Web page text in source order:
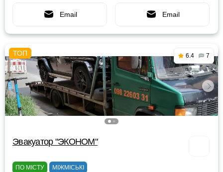
Email Email
6.4 7
Эвакуатор "ЭКОНОМ"
ПО МІСТУ МІЖМІСЬКІ